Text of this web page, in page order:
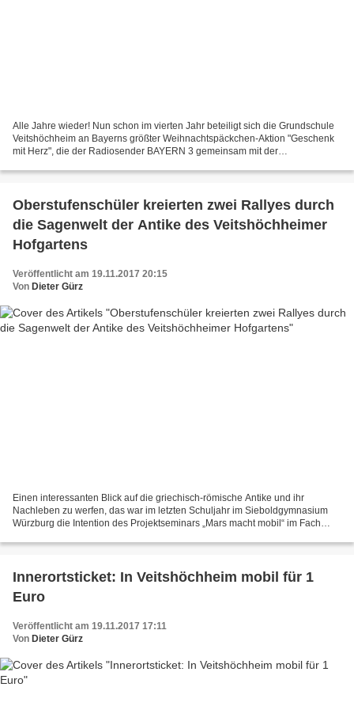
Alle Jahre wieder! Nun schon im vierten Jahr beteiligt sich die Grundschule
Veitshöchheim an Bayerns größter Weihnachtspäckchen-Aktion "Geschenk
mit Herz", die der Radiosender BAYERN 3 gemeinsam mit der
Oberstufenschüler kreierten zwei Rallyes durch
die Sagenwelt der Antike des Veitshöchheimer
Hofgartens
Veröffentlicht am 19.11.2017 20:15
Von Dieter Gürz
Einen interessanten Blick auf die griechisch-römische Antike und ihr
Nachleben zu werfen, das war im letzten Schuljahr im Sieboldgymnasium
Würzburg die Intention des Projektseminars „Mars macht mobil“ im Fach
Innerortsticket: In Veitshöchheim mobil für 1
Euro
Veröffentlicht am 19.11.2017 17:11
Von Dieter Gürz